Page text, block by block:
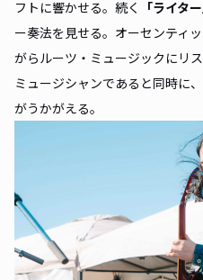
フトに響かせる。続く
「ライター
ー奏法を見せる。オーセンティ
がらルーツ・ミュージックにリ
ミュージシャンであると同時に
がうかがえる。